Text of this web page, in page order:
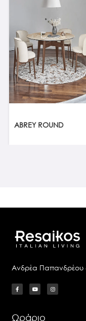
ABREY ROUND
Ανδρέα Παπανδρέου
Ωράριο